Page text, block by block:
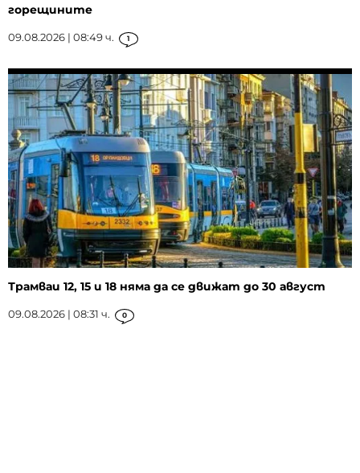
горещините
09.08.2026 | 08:49 ч. 1
Трамваи 12, 15 и 18 няма да се движат до 30 август
09.08.2026 | 08:31 ч. 0